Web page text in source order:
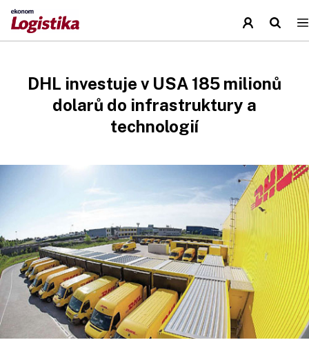
DHL investuje v USA 185 milionů
dolarů do infrastruktury a
technologií